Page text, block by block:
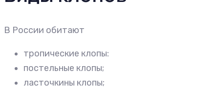
В России обитают
тропические клопы:
постельные клопы;
ласточкины клопы;